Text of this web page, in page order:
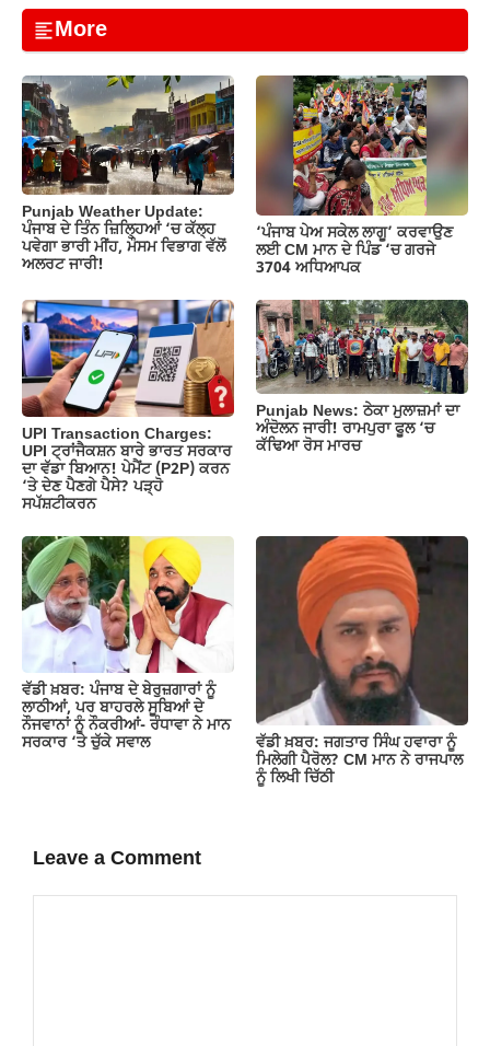
c
e
b
o
o
k
at
s
A
p
p
aile
gr
a
m
p
y
Li
n
k
ar
e
More
Punjab Weather Update:
ਪੰਜਾਬ ਦੇ ਤਿੰਨ ਜ਼‍ਿਲ੍ਹਿਆਂ ‘ਚ ਕੱਲ੍ਹ
ਪਵੇਗਾ ਭਾਰੀ ਮੀਂਹ, ਮੌਸਮ ਵਿਭਾਗ ਵੱਲੋਂ
ਅਲਰਟ ਜਾਰੀ!
‘ਪੰਜਾਬ ਪੇਅ ਸਕੇਲ ਲਾਗੂ’ ਕਰਵਾਉਣ
ਲਈ CM ਮਾਨ ਦੇ ਪਿੰਡ ‘ਚ ਗਰਜੇ
3704 ਅਧਿਆਪਕ
UPI Transaction Charges:
UPI ਟ੍ਰਾਂਜੈਕਸ਼ਨ ਬਾਰੇ ਭਾਰਤ ਸਰਕਾਰ
ਦਾ ਵੱਡਾ ਬਿਆਨ! ਪੇਮੈਂਟ (P2P) ਕਰਨ
‘ਤੇ ਦੇਣ ਪੈਣਗੇ ਪੈਸੇ? ਪੜ੍ਹੋ
ਸਪੱਸ਼ਟੀਕਰਨ
Punjab News: ਠੇਕਾ ਮੁਲਾਜ਼ਮਾਂ ਦਾ
ਅੰਦੋਲਨ ਜਾਰੀ! ਰਾਮਪੁਰਾ ਫੂਲ ‘ਚ
ਕੱਢਿਆ ਰੋਸ ਮਾਰਚ
ਵੱਡੀ ਖ਼ਬਰ: ਪੰਜਾਬ ਦੇ ਬੇਰੁਜ਼ਗਾਰਾਂ ਨੂੰ
ਲਾਠੀਆਂ, ਪਰ ਬਾਹਰਲੇ ਸੂਬਿਆਂ ਦੇ
ਨੌਜਵਾਨਾਂ ਨੂੰ ਨੌਕਰੀਆਂ- ਰੰਧਾਵਾ ਨੇ ਮਾਨ
ਸਰਕਾਰ ‘ਤੇ ਚੁੱਕੇ ਸਵਾਲ
ਵੱਡੀ ਖ਼ਬਰ: ਜਗਤਾਰ ਸਿੰਘ ਹਵਾਰਾ ਨੂੰ
ਮਿਲੇਗੀ ਪੈਰੋਲ? CM ਮਾਨ ਨੇ ਰਾਜਪਾਲ
ਨੂੰ ਲਿਖੀ ਚਿੱਠੀ
Leave a Comment